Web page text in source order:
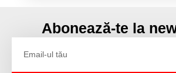
Abonează-te la